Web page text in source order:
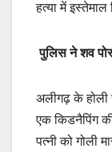
हत्या में
पुलिस ने शव
अलीगढ़ के होली
एक किडनैपिंग
पत्नी को गोली